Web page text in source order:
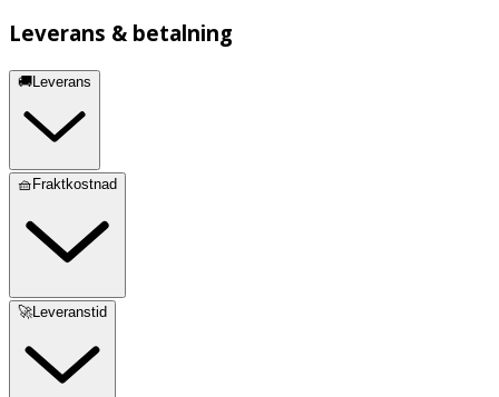
Leverans & betalning
🚚Leverans
🧺Fraktkostnad
🚀Leveranstid